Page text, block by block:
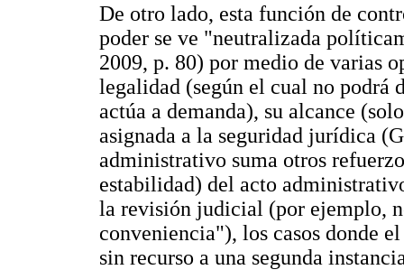
De otro lado, esta función de
poder se ve "neutralizada
2009, p. 80) por medio de varias
legalidad (según el cual no
actúa a demanda), su alcance
asignada a la seguridad jurídica
administrativo suma otros
estabilidad) del acto
la revisión judicial (por ejemplo,
conveniencia"), los casos donde
sin recurso a una segunda